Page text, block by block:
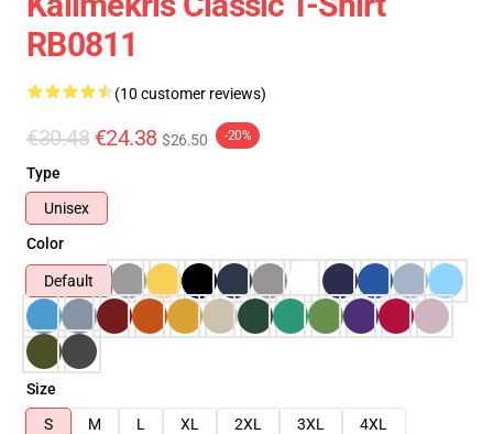
RB0811
(10 customer reviews)
€30.48 €24.38 $26.50 -20%
Type
Unisex
Color
Default
Size
S
M L XL 2XL 3XL
4XL